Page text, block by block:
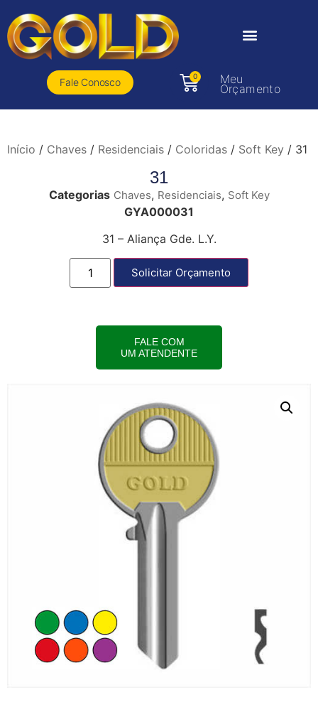
Fale Conosco
0 Meu
Orçamento
Início / Chaves / Residenciais / Coloridas / Soft Key / 31
31
Categorias Chaves, Residenciais, Soft Key
GYA000031
31 – Aliança Gde. L.Y.
Solicitar Orçamento
FALE COM
UM ATENDENTE